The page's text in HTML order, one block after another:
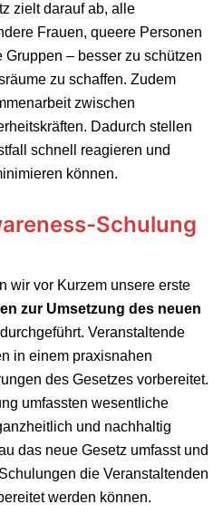
zielt darauf ab, alle
Frauen, queere Personen
– besser zu schützen
zu schaffen. Zudem
zwischen
Dadurch stellen
schnell reagieren und
können.
Schulung
wir vor Kurzem unsere erste
zur Umsetzung des neuen
durchgeführt. Veranstaltende
in einem praxisnahen
des Gesetzes vorbereitet.
umfassten wesentliche
und nachhaltig
das neue Gesetz umfasst und
die Veranstaltenden
werden können.